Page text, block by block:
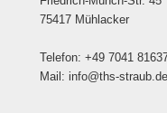
75417 Mühlacker
Telefon: +49 7041
Mail: info@ths-straub.de